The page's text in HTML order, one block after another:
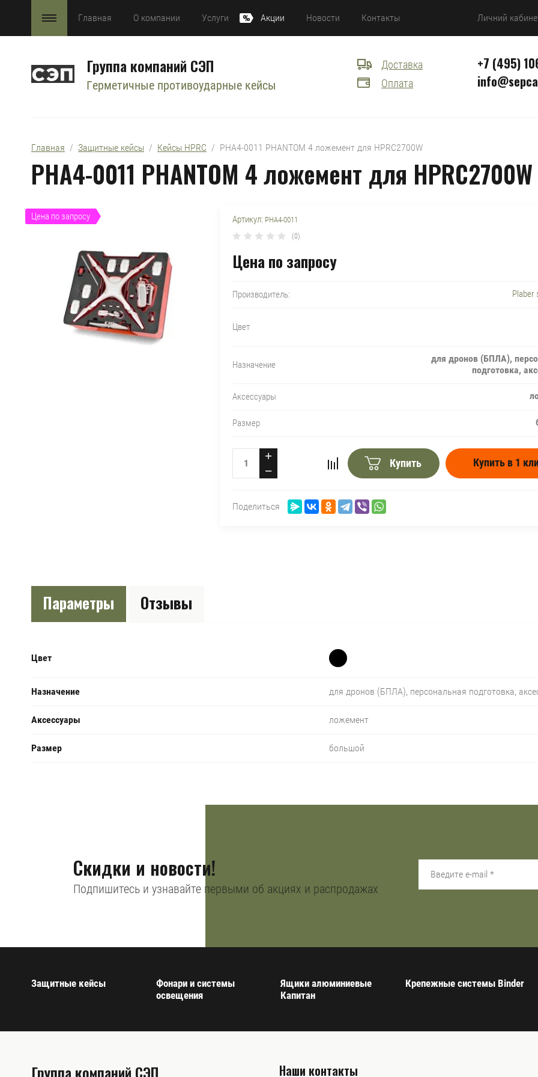
Главная О компании Услуги Акции Новости Контакты Личний
Группа компаний СЭП
Герметичные противоударные кейсы
Доставка
Оплата
+7 (495)
Главная
  /
Защитные кейсы
  /
Кейсы HPRC
  /  PHA4-0011 PHANTOM 4 ложемент для HPRC2700W
PHA4-0011 PHANTOM 4 ложемент для HPRC2700W
Цена по запросу Артикул: PHA4-0011
(0)
Цена по запросу
Производитель: Plaber
Цвет
Назначение
для дронов (БПЛА),
подготовка,
Аксессуары
Размер
+
−
Купить Купить в 1
Поделиться
Параметры Отзывы
Цвет
Назначение для дронов (БПЛА), персональная подготовка,
Аксессуары ложемент
Размер большой
Скидки и новости!
Подпишитесь и узнавайте первыми об акциях и распродажах
Защитные кейсы
Фонари и системы
освещения
Ящики алюминиевые
Капитан
Крепежные системы Binder
Группа компаний СЭП Наши контакты